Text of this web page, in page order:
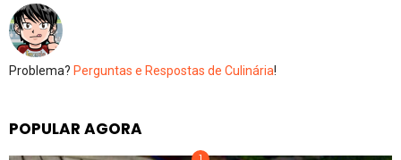
Problema? Perguntas e Respostas de Culinária!
POPULAR AGORA